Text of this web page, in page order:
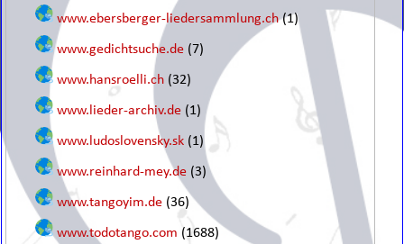
www.ebersberger-liedersammlung.ch(1)
www.gedichtsuche.de (7)
www.hansroelli.ch (32)
www.lieder-archiv.de (1)
www.ludoslovensky.sk (1)
www.reinhard-mey.de (3)
www.tangoyim.de (36)
www.todotango.com (1688)